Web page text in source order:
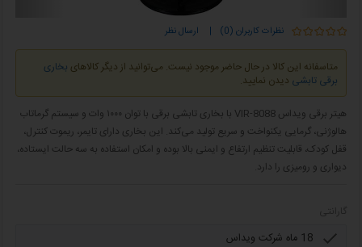
نظرات کاربران (0) | ارسال نظر
متاسفانه این کالا در حال حاضر موجود نیست. می‌توانید از دیگر کالاهای بخاری
برقی تابشی دیدن نمایید.
هیتر برقی ویداس VIR-8088 با بخاری تابشی برقی با توان ۱۰۰۰ وات و سیستم گرماتاب
هالوژنی، گرمایی یکنواخت و سریع تولید می‌کند. این بخاری دارای تایمر، ریموت کنترل،
قفل کودک، قابلیت تنظیم ارتفاع و ایمنی بالا بوده و امکان استفاده به سه حالت ایستاده،
دیواری و رومیزی را دارد.